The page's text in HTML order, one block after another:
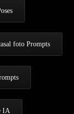
foto Prompts
IA